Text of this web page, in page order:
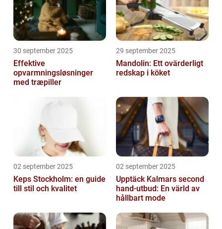
30 september 2025
Effektive
opvarmningsløsninger
med træpiller
29 september 2025
Mandolin: Ett ovärderligt
redskap i köket
02 september 2025
Keps Stockholm: en guide
till stil och kvalitet
02 september 2025
Upptäck Kalmars second
hand-utbud: En värld av
hållbart mode